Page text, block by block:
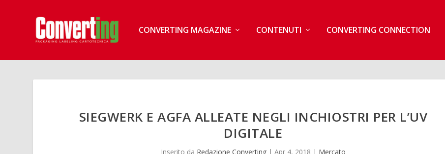
CONVERTING MAGAZINE CONTENUTI CONVERTING CONNECTION
SIEGWERK E AGFA ALLEATE NEGLI INCHIOSTRI PER L’UV
DIGITALE
Inserito da Redazione Converting| Apr 4, 2018 | Mercato